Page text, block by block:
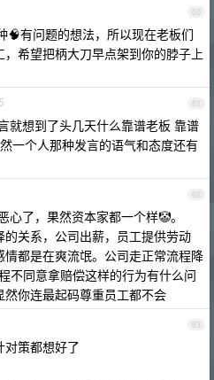
60
🧠有问题的想法，所以现在老板们
希望把柄大刀早点架到你的脖子上
61
就想到了头几天什么靠谱老板 靠谱
一个人那种发言的语气和态度还有
62
心了，果然资本家都一个样🤡。
关系，公司出薪，员工提供劳动
都是在爽流氓。公司走正常流程降
不同意拿赔偿这样的行为有什么问
你连最起码尊重员工都不会
63
对策都想好了